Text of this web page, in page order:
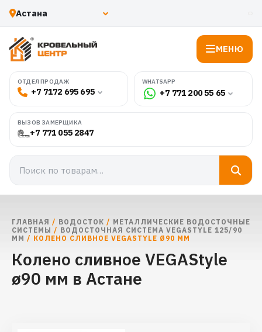
МЕНЮ
ОТДЕЛ ПРОДАЖ
+7 7172 695 695
WHATSAPP
+7 771 200 55 65
ВЫЗОВ ЗАМЕРЩИКА
+7 771 055 2847
ГЛАВНАЯ / ВОДОСТОК / МЕТАЛЛИЧЕСКИЕ ВОДОСТОЧНЫЕ
СИСТЕМЫ / ВОДОСТОЧНАЯ СИСТЕМА VEGASTYLE 125/90
ММ / КОЛЕНО СЛИВНОЕ VEGASTYLE Ø90 ММ
Колено сливное VEGAStyle
ø90 мм в Астане